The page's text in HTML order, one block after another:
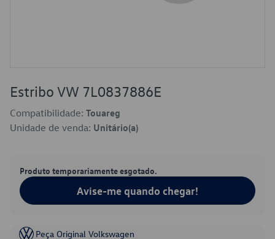
Estribo VW 7L0837886E
Compatibilidade: Touareg
Unidade de venda: Unitário(a)
Produto temporariamente esgotado.
Avise-me quando chegar!
Peça Original Volkswagen